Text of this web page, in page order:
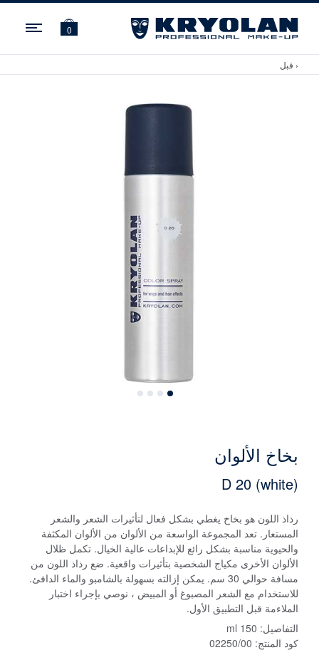
0
‹ قبل
بخاخ الألوان
D 20 (white)
رذاذ اللون هو بخاخ يغطي بشكل فعال لتأثيرات الشعر والشعر
المستعار. تعد المجموعة الواسعة من الألوان من الألوان المكثفة
والحيوية مناسبة بشكل رائع للإبداعات عالية الخيال. تكمل ظلال
الألوان الأخرى مكياج الشخصية بتأثيرات واقعية. ضع رذاذ اللون من
مسافة حوالي 30 سم. يمكن إزالته بسهولة بالشامبو والماء الدافئ.
للاستخدام مع الشعر المصبوغ أو المبيض ، نوصي بإجراء اختبار
الملاءمة قبل التطبيق الأول.
التفاصيل: 150 ml
كود المنتج: 02250/00